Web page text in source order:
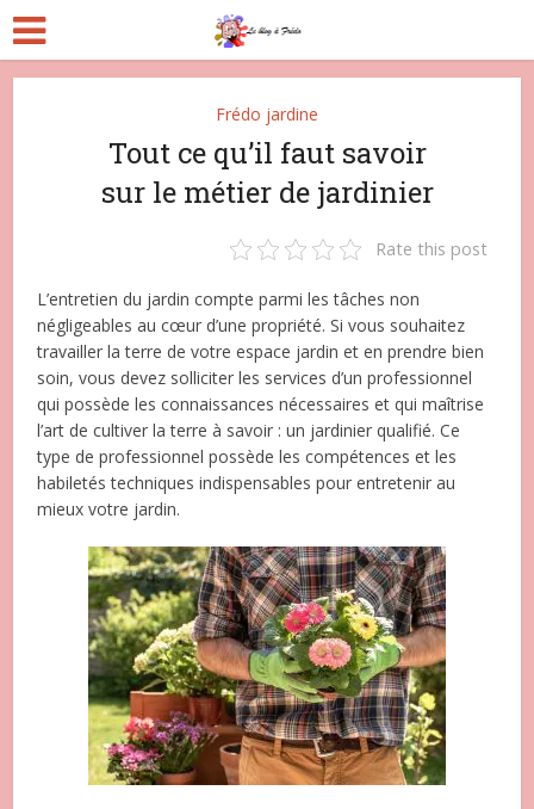
Frédo jardine
Tout ce qu’il faut savoir
sur le métier de jardinier
Rate this post
L’entretien du jardin compte parmi les tâches non
négligeables au cœur d’une propriété. Si vous souhaitez
travailler la terre de votre espace jardin et en prendre bien
soin, vous devez solliciter les services d’un professionnel
qui possède les connaissances nécessaires et qui maîtrise
l’art de cultiver la terre à savoir : un jardinier qualifié. Ce
type de professionnel possède les compétences et les
habiletés techniques indispensables pour entretenir au
mieux votre jardin.